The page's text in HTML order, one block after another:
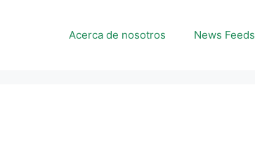
Acerca de nosotros News Feeds